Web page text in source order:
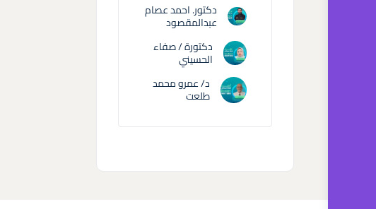
دكتور. احمد عصام
عبدالمقصود
دكتورة / صفاء
الحسيني
د/ عمرو محمد
طلعت